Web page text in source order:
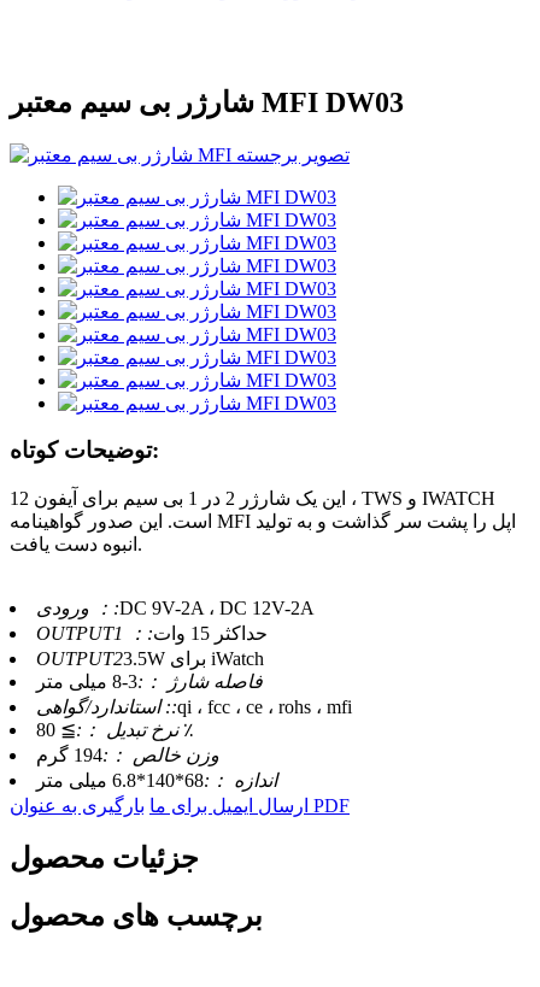
شارژر بی سیم معتبر MFI DW03
توضیحات کوتاه:
این یک شارژر 2 در 1 بی سیم برای آیفون 12 ، TWS و IWATCH
است. این صدور گواهینامه MFI اپل را پشت سر گذاشت و به تولید
انبوه دست یافت.
ورودی ：:DC 9V-2A ، DC 12V-2A
OUTPUT1 ：:
حداکثر 15 وات
OUTPUT2
3.5W برای iWatch
فاصله شارژ ：:3-8 میلی متر
استاندارد/گواهی ::qi ، fcc ، ce ، rohs ، mfi
نرخ تبدیل ：:≧ 80 ٪
وزن خالص ：:194 گرم
اندازه ：:68*140*6.8 میلی متر
ارسال ایمیل برای ما بارگیری به عنوان PDF
جزئیات محصول
برچسب های محصول